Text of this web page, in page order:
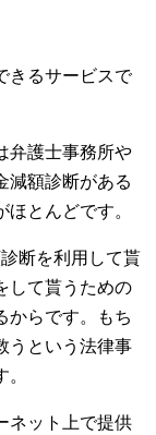
きるサービスで
弁護士事務所や
減額診断がある
とんどです。
断を利用して貰
して貰うための
からです。もち
うという法律事
ネット上で提供